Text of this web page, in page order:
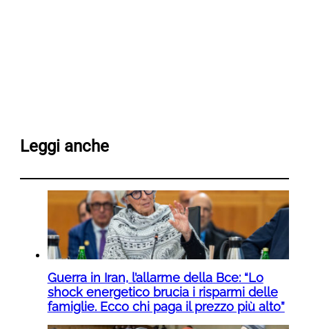
Leggi anche
Guerra in Iran, l’allarme della Bce: “Lo
shock energetico brucia i risparmi delle
famiglie. Ecco chi paga il prezzo più alto”